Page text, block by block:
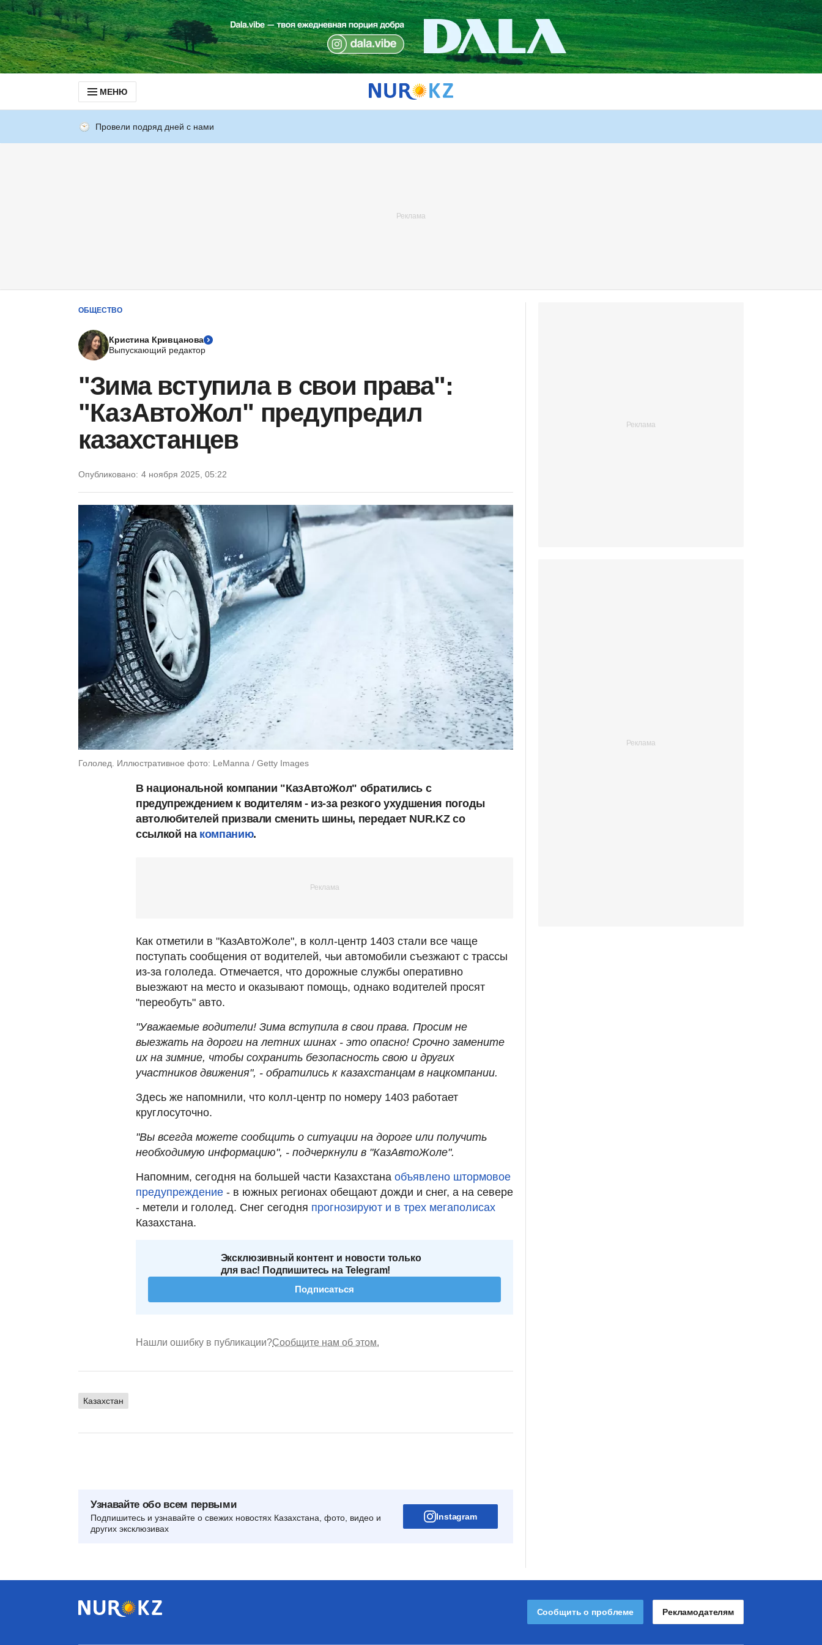
МЕНЮ
Провели подряд дней с нами
ОБЩЕСТВО
Кристина Кривцанова
Выпускающий редактор
"Зима вступила в свои права":
"КазАвтоЖол" предупредил
казахстанцев
Опубликовано: 4 ноября 2025, 05:22
Гололед. Иллюстративное фото: LeManna / Getty Images
В национальной компании "КазАвтоЖол" обратились с
предупреждением к водителям - из-за резкого ухудшения погоды
автолюбителей призвали сменить шины, передает NUR.KZ со
ссылкой на компанию.
Как отметили в "КазАвтоЖоле", в колл-центр 1403 стали все чаще
поступать сообщения от водителей, чьи автомобили съезжают с трассы
из-за гололеда. Отмечается, что дорожные службы оперативно
выезжают на место и оказывают помощь, однако водителей просят
"переобуть" авто.
"Уважаемые водители! Зима вступила в свои права. Просим не
выезжать на дороги на летних шинах - это опасно! Срочно замените
их на зимние, чтобы сохранить безопасность свою и других
участников движения", - обратились к казахстанцам в нацкомпании.
Здесь же напомнили, что колл-центр по номеру 1403 работает
круглосуточно.
"Вы всегда можете сообщить о ситуации на дороге или получить
необходимую информацию", - подчеркнули в "КазАвтоЖоле".
Напомним, сегодня на большей части Казахстана объявлено штормовое
предупреждение - в южных регионах обещают дожди и снег, а на севере
- метели и гололед. Снег сегодня прогнозируют и в трех мегаполисах
Казахстана.
Эксклюзивный контент и новости только
для вас! Подпишитесь на Telegram!
Подписаться
Нашли ошибку в публикации?Сообщите нам об этом.
Казахстан
Узнавайте обо всем первыми
Подпишитесь и узнавайте о свежих новостях Казахстана, фото, видео и
других эксклюзивах
Instagram
Сообщить о проблеме Рекламодателям